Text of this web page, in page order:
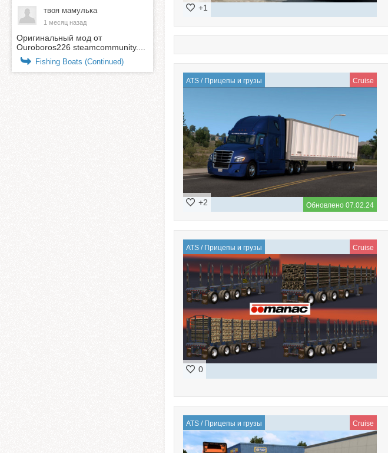
+1
ATS / Прицепы и грузы Cruise
Обновлено 07.02.24
+2
ATS / Прицепы и грузы Cruise
0
ATS / Прицепы и грузы Cruise
твоя мамулька
1 месяц назад
Оригинальный мод от
Ouroboros226 steamcommunity....
Fishing Boats (Continued)